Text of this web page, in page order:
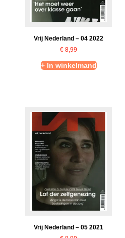
Vrij Nederland – 04 2022
€ 8,99
+ In winkelmand
Vrij Nederland – 05 2021